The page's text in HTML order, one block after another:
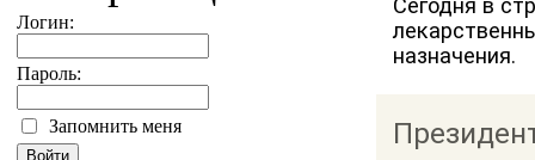
Логин:
Пароль:
Запомнить меня
Сегодня в
назначения.